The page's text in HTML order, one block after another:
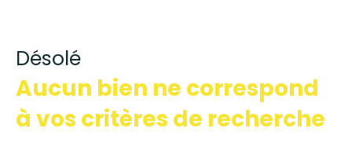
Désolé
Aucun bien ne correspond
à vos critères de recherche
de
bien
Type de bien
Ville